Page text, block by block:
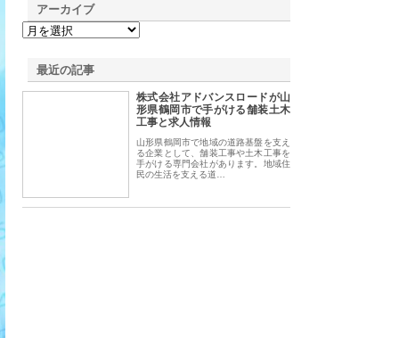
アーカイブ
最近の記事
株式会社アドバンスロードが山
形県鶴岡市で手がける舗装土木
工事と求人情報
山形県鶴岡市で地域の道路基盤を支え
る企業として、舗装工事や土木工事を
手がける専門会社があります。地域住
民の生活を支える道…